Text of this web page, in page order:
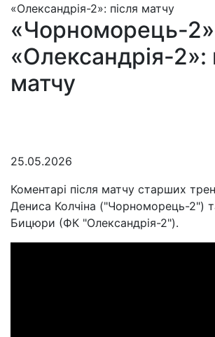
«Олександрія-2»: після матчу
«Чорноморець-
«Олександрія-2»:
матчу
25.05.2026
Коментарі після матчу старших
Дениса Колчіна ("Чорноморець-2")
Бицюри (ФК "Олександрія-2").